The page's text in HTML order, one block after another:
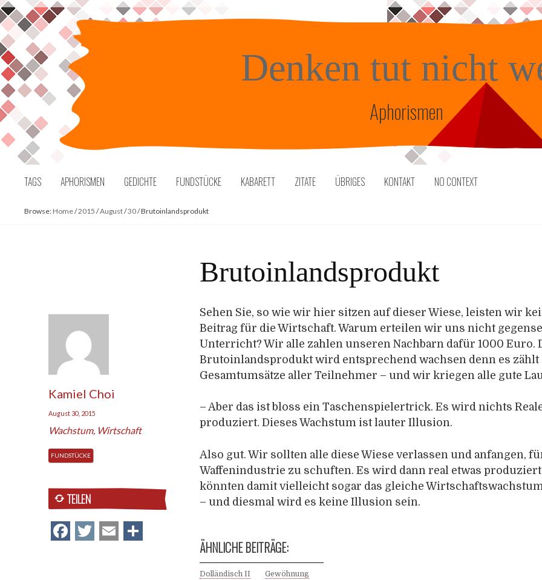
Skip
to
content
Denken tut nicht
Aphorismen
TAGS APHORISMEN GEDICHTE FUNDSTÜCKE KABARETT ZITATE ÜBRIGES KONTAKT NO CONTEXT
Browse: Home/2015 /August/30/Brutoinlandsprodukt
Brutoinlandsprodukt
Kamiel Choi
August 30, 2015
Wachstum, Wirtschaft
FUNDSTÜCKE
TEILEN
Facebook
Twitter
Email
Sehen Sie, so wie wir hier sitzen auf dieser Wiese, leisten wir
Beitrag für die Wirtschaft. Warum erteilen wir uns nicht
Unterricht? Wir alle zahlen unseren Nachbarn dafür 1000 Euro.
Brutoinlandsprodukt wird entsprechend wachsen denn es zählt
Gesamtumsätze aller Teilnehmer – und wir kriegen alle gute
– Aber das ist bloss ein Taschenspielertrick. Es wird nichts
produziert. Dieses Wachstum ist lauter Illusion.
Also gut. Wir sollten alle diese Wiese verlassen und anfangen,
Waffenindustrie zu schuften. Es wird dann real etwas
könnten damit vielleicht sogar das gleiche
– und diesmal wird es keine Illusion sein.
ÄHNLICHE BEITRÄGE:
Dolländisch II Gewöhnung